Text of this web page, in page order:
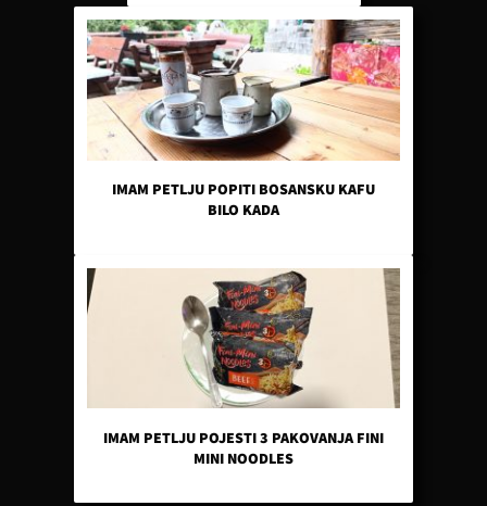
IMAM PETLJU POPITI BOSANSKU KAFU
BILO KADA
IMAM PETLJU POJESTI 3 PAKOVANJA FINI
MINI NOODLES